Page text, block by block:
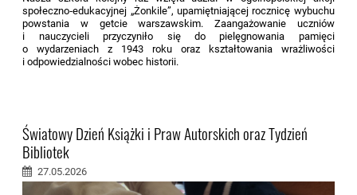
społeczno‑edukacyjnej „Żonkile”, upamiętniającej rocznicę wybuchu
powstania w getcie warszawskim. Zaangażowanie uczniów
i nauczycieli przyczyniło się do pielęgnowania pamięci
o wydarzeniach z 1943 roku oraz kształtowania wrażliwości
i odpowiedzialności wobec historii.
Światowy Dzień Książki i Praw Autorskich oraz Tydzień
Bibliotek
27.05.2026